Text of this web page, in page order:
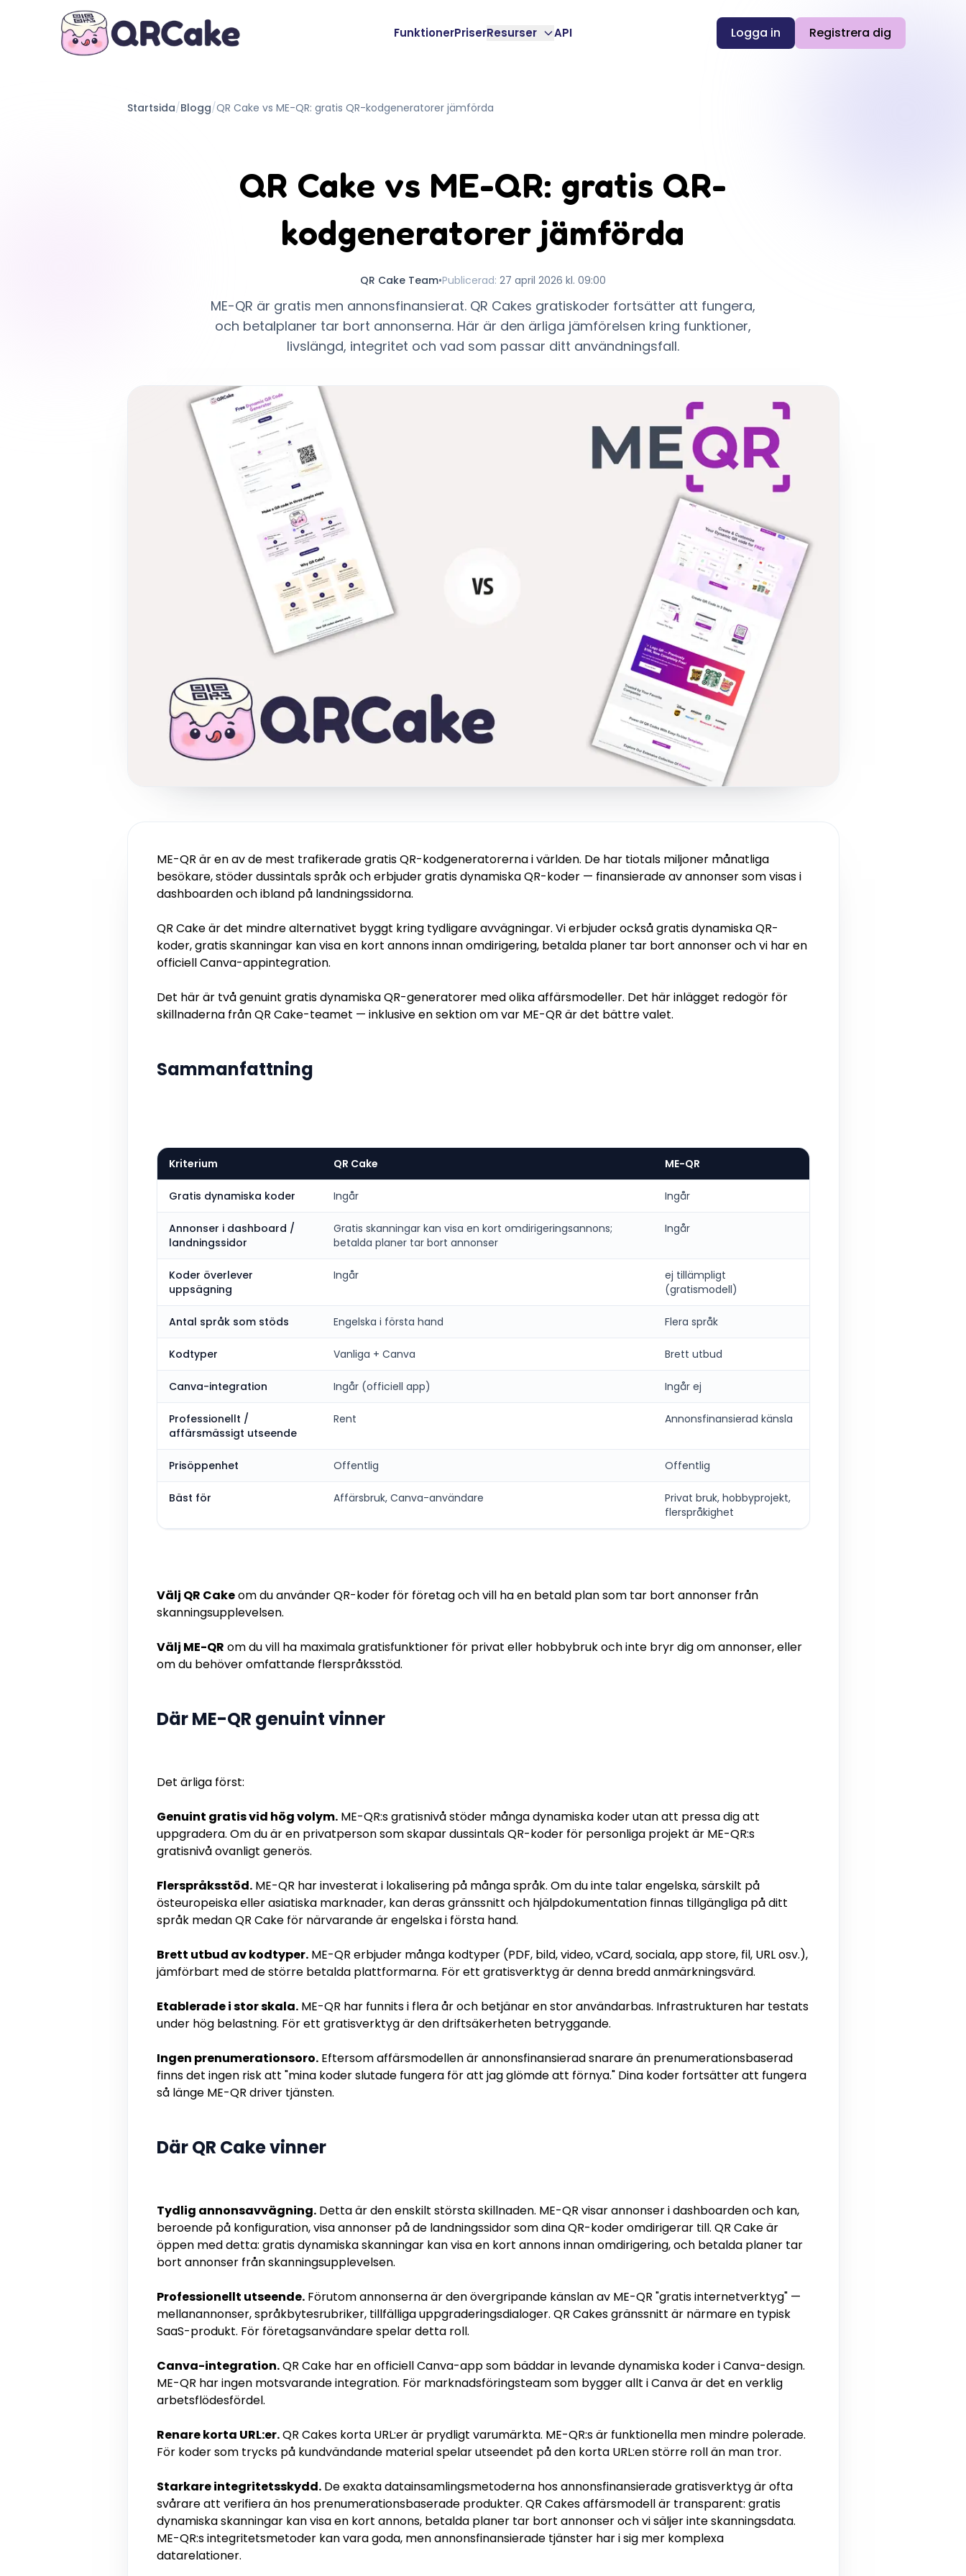
FunktionerPriserResurser API Logga in Registrera dig
Startsida/Blogg/QR Cake vs ME-QR: gratis QR-kodgeneratorer jämförda
QR Cake vs ME-QR: gratis QR-
kodgeneratorer jämförda
QR Cake Team•Publicerad: 27 april 2026 kl. 09:00
ME-QR är gratis men annonsfinansierat. QR Cakes gratiskoder fortsätter att fungera,
och betalplaner tar bort annonserna. Här är den ärliga jämförelsen kring funktioner,
livslängd, integritet och vad som passar ditt användningsfall.
ME-QR är en av de mest trafikerade gratis QR-kodgeneratorerna i världen. De har tiotals miljoner månatliga
besökare, stöder dussintals språk och erbjuder gratis dynamiska QR-koder — finansierade av annonser som visas i
dashboarden och ibland på landningssidorna.
QR Cake är det mindre alternativet byggt kring tydligare avvägningar. Vi erbjuder också gratis dynamiska QR-
koder, gratis skanningar kan visa en kort annons innan omdirigering, betalda planer tar bort annonser och vi har en
officiell Canva-appintegration.
Det här är två genuint gratis dynamiska QR-generatorer med olika affärsmodeller. Det här inlägget redogör för
skillnaderna från QR Cake-teamet — inklusive en sektion om var ME-QR är det bättre valet.
Sammanfattning
Kriterium QR Cake ME-QR
Gratis dynamiska koder Ingår Ingår
Annonser i dashboard /
landningssidor
Gratis skanningar kan visa en kort omdirigeringsannons;
betalda planer tar bort annonser
Ingår
Koder överlever
uppsägning
Ingår
ej tillämpligt
(gratismodell)
Antal språk som stöds Engelska i första hand Flera språk
Kodtyper Vanliga + Canva Brett utbud
Canva-integration Ingår (officiell app) Ingår ej
Professionellt /
affärsmässigt utseende
Rent Annonsfinansierad känsla
Prisöppenhet Offentlig Offentlig
Bäst för Affärsbruk, Canva-användare
Privat bruk, hobbyprojekt,
flerspråkighet
Välj QR Cakeom du använder QR-koder för företag och vill ha en betald plan som tar bort annonser från
skanningsupplevelsen.
Välj ME-QR om du vill ha maximala gratisfunktioner för privat eller hobbybruk och inte bryr dig om annonser, eller
om du behöver omfattande flerspråksstöd.
Där ME-QR genuint vinner
Det ärliga först:
Genuint gratis vid hög volym.ME-QR:s gratisnivå stöder många dynamiska koder utan att pressa dig att
uppgradera. Om du är en privatperson som skapar dussintals QR-koder för personliga projekt är ME-QR:s
gratisnivå ovanligt generös.
Flerspråksstöd.ME-QR har investerat i lokalisering på många språk. Om du inte talar engelska, särskilt på
östeuropeiska eller asiatiska marknader, kan deras gränssnitt och hjälpdokumentation finnas tillgängliga på ditt
språk medan QR Cake för närvarande är engelska i första hand.
Brett utbud av kodtyper.ME-QR erbjuder många kodtyper (PDF, bild, video, vCard, sociala, app store, fil, URL osv.),
jämförbart med de större betalda plattformarna. För ett gratisverktyg är denna bredd anmärkningsvärd.
Etablerade i stor skala.ME-QR har funnits i flera år och betjänar en stor användarbas. Infrastrukturen har testats
under hög belastning. För ett gratisverktyg är den driftsäkerheten betryggande.
Ingen prenumerationsoro.Eftersom affärsmodellen är annonsfinansierad snarare än prenumerationsbaserad
finns det ingen risk att "mina koder slutade fungera för att jag glömde att förnya." Dina koder fortsätter att fungera
så länge ME-QR driver tjänsten.
Där QR Cake vinner
Tydlig annonsavvägning.Detta är den enskilt största skillnaden. ME-QR visar annonser i dashboarden och kan,
beroende på konfiguration, visa annonser på de landningssidor som dina QR-koder omdirigerar till. QR Cake är
öppen med detta: gratis dynamiska skanningar kan visa en kort annons innan omdirigering, och betalda planer tar
bort annonser från skanningsupplevelsen.
Professionellt utseende.Förutom annonserna är den övergripande känslan av ME-QR "gratis internetverktyg" —
mellanannonser, språkbytesrubriker, tillfälliga uppgraderingsdialoger. QR Cakes gränssnitt är närmare en typisk
SaaS-produkt. För företagsanvändare spelar detta roll.
Canva-integration.QR Cake har en officiell Canva-app som bäddar in levande dynamiska koder i Canva-design.
ME-QR har ingen motsvarande integration. För marknadsföringsteam som bygger allt i Canva är det en verklig
arbetsflödesfördel.
Renare korta URL:er.QR Cakes korta URL:er är prydligt varumärkta. ME-QR:s är funktionella men mindre polerade.
För koder som trycks på kundvändande material spelar utseendet på den korta URL:en större roll än man tror.
Starkare integritetsskydd.De exakta datainsamlingsmetoderna hos annonsfinansierade gratisverktyg är ofta
svårare att verifiera än hos prenumerationsbaserade produkter. QR Cakes affärsmodell är transparent: gratis
dynamiska skanningar kan visa en kort annons, betalda planer tar bort annonser och vi säljer inte skanningsdata.
ME-QR:s integritetsmetoder kan vara goda, men annonsfinansierade tjänster har i sig mer komplexa
datarelationer.